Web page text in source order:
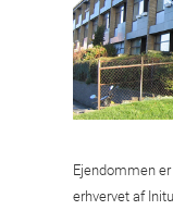
Ejendommen
erhvervet af